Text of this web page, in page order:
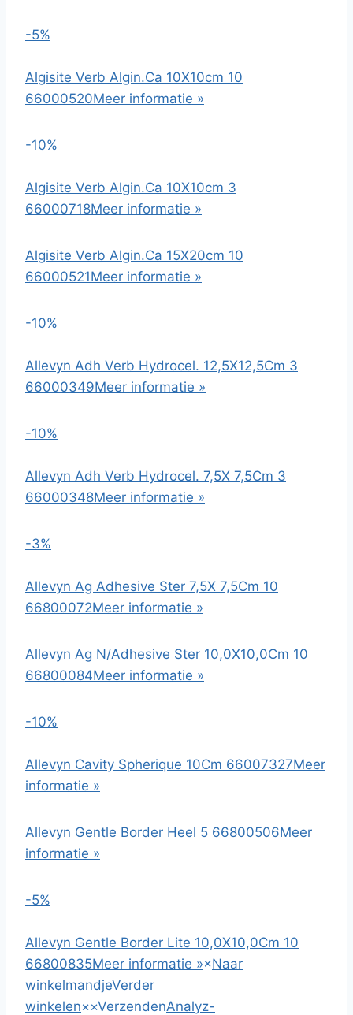
-5%
Algisite Verb Algin.Ca 10X10cm 10
66000520Meer informatie »
-10%
Algisite Verb Algin.Ca 10X10cm 3
66000718Meer informatie »
Algisite Verb Algin.Ca 15X20cm 10
66000521Meer informatie »
-10%
Allevyn Adh Verb Hydrocel. 12,5X12,5Cm 3
66000349Meer informatie »
-10%
Allevyn Adh Verb Hydrocel. 7,5X 7,5Cm 3
66000348Meer informatie »
-3%
Allevyn Ag Adhesive Ster 7,5X 7,5Cm 10
66800072Meer informatie »
Allevyn Ag N/Adhesive Ster 10,0X10,0Cm 10
66800084Meer informatie »
-10%
Allevyn Cavity Spherique 10Cm 66007327Meer
informatie »
Allevyn Gentle Border Heel 5 66800506Meer
informatie »
-5%
Allevyn Gentle Border Lite 10,0X10,0Cm 10
66800835Meer informatie »×Naar
winkelmandjeVerder
winkelen××VerzendenAnalyz-